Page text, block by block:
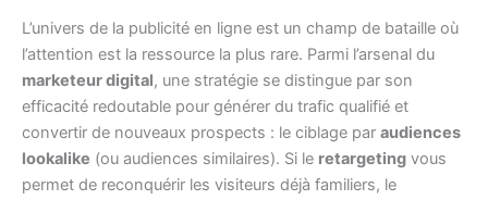
L’univers de la publicité en ligne est un champ de bataille où
l’attention est la ressource la plus rare. Parmi l’arsenal du
marketeur digital, une stratégie se distingue par son
efficacité redoutable pour générer du trafic qualifié et
convertir de nouveaux prospects : le ciblage par audiences
lookalike (ou audiences similaires). Si le retargeting vous
permet de reconquérir les visiteurs déjà familiers, le